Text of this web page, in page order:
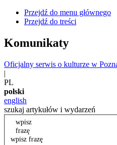
Przejdź do menu głównego
Przejdź do treści
Komunikaty
Oficjalny serwis o kulturze w
|
PL
polski
english
szukaj artykułów i wydarzeń
wpisz
frazę
wpisz frazę